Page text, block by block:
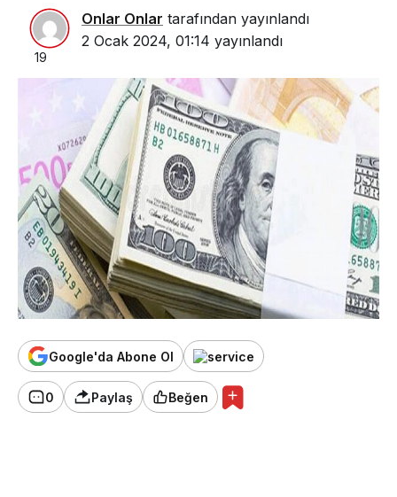
Onlar Onlar tarafından yayınlandı
2 Ocak 2024, 01:14 yayınlandı
19
Google'da Abone Ol
0 Paylaş Beğen